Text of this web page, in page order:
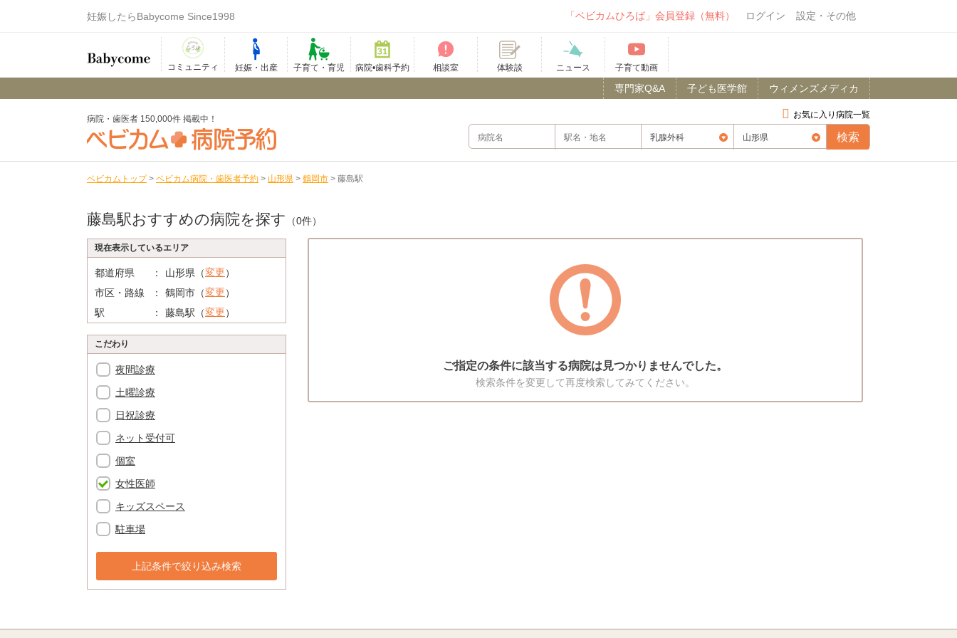
妊娠したらBabycome Since1998 「ベビカムひろば」会員登録（無料） ログイン 設定・その他
コミュニティ 妊娠・出産 子育て・育児 病院•歯科予約 相談室 体験談 ニュース 子育て動画
ウィメンズメディカ
子ども医学館
専門家Q&A
お気に入り病院一覧
病院・歯医者 150,000件 掲載中！
ベビカムトップ > ベビカム病院・歯医者予約 > 山形県 > 鶴岡市 > 藤島駅
藤島駅おすすめの病院を探す （0件）
現在表示しているエリア
都道府県 山形県（変更）
市区・路線
鶴岡市（変更）
駅
藤島駅（変更）
こだわり
夜間診療
土曜診療
日祝診療
ネット受付可
個室
女性医師
キッズスペース
駐車場
上記条件で絞り込み検索
ご指定の条件に該当する病院は見つかりませんでした。
検索条件を変更して再度検索してみてください。